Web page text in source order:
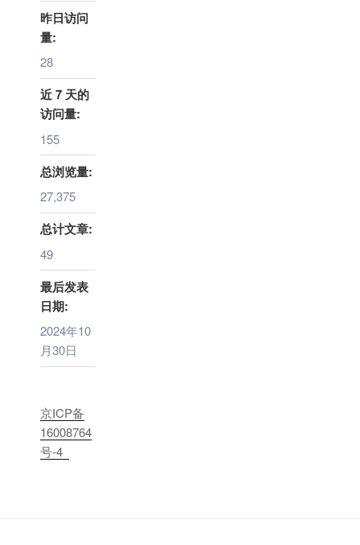
昨日访问
量:
28
近 7 天的
访问量:
155
总浏览量:
27,375
总计文章:
49
最后发表
日期:
2024年10
月30日
京ICP备
16008764
号-4